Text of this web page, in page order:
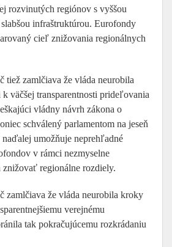
rozvinutých regiónov s vyššou
infraštruktúrou. Eurofondy
cieľ znižovania regionálnych
tiež zamlčiava že vláda neurobila
väčšej transparentnosti prideľovania
vládny návrh zákona o
schválený parlamentom na jeseň
umožňuje neprehľadné
v rámci nezmyselne
regionálne rozdiely.
zamlčiava že vláda neurobila kroky
verejnému
tak pokračujúcemu rozkrádaniu